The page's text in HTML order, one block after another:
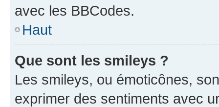
avec les BBCodes.
Haut
Que sont les smileys ?
Les smileys, ou émoticônes,
exprimer des sentiments avec